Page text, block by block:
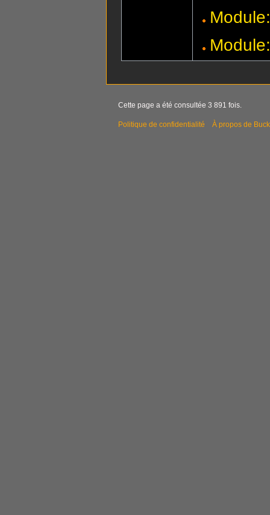
Cette page a été consultée 3 891 fois.
Politique de confidentialité À propos de